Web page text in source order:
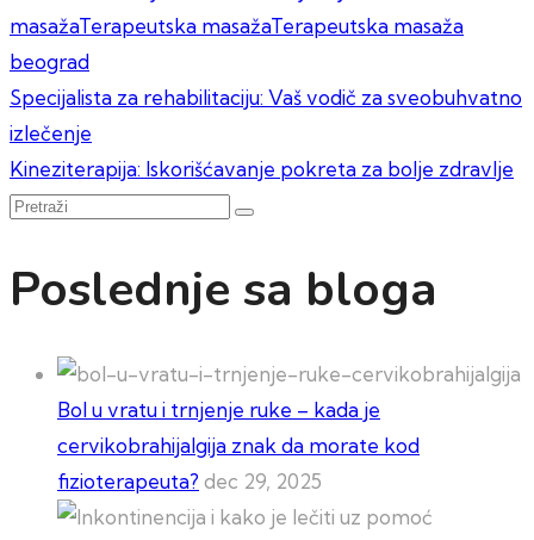
masažaTerapeutska masažaTerapeutska masaža
beograd
Kretanje
članka
Specijalista za rehabilitaciju: Vaš vodič za sveobuhvatno
izlečenje
Kineziterapija: Iskorišćavanje pokreta za bolje zdravlje
Pretraži
Poslednje sa bloga
Bol u vratu i trnjenje ruke – kada je
cervikobrahijalgija znak da morate kod
fizioterapeuta? dec 29, 2025